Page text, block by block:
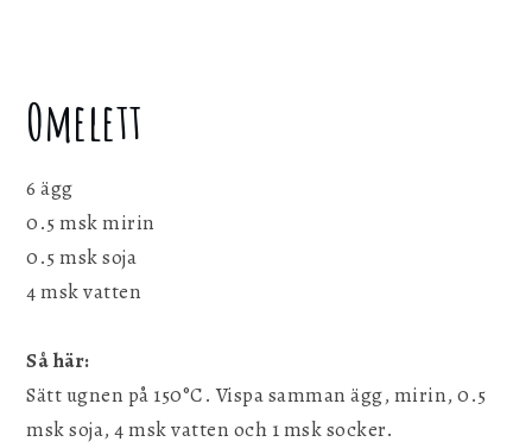
Omelett
6 ägg
0.5 msk mirin
0.5 msk soja
4 msk vatten
Så här:
Sätt ugnen på 150°C. Vispa samman ägg, mirin, 0.5
msk soja, 4 msk vatten och 1 msk socker.